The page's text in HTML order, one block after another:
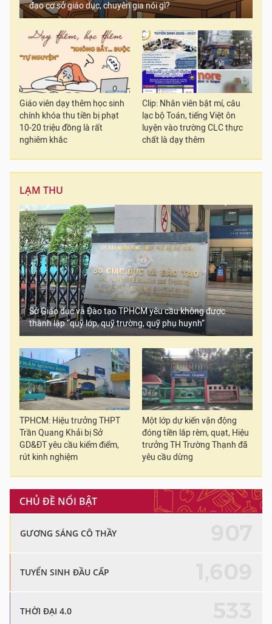
đạo cơ sở giáo dục, chuyên gia nói gì?
Giáo viên dạy thêm học sinh
chính khóa thu tiền bị phạt
10-20 triệu đồng là rất
nghiêm khắc
Clip: Nhân viên bật mí, câu
lạc bộ Toán, tiếng Việt ôn
luyện vào trường CLC thực
chất là dạy thêm
LẠM THU
Sở Giáo dục và Đào tạo TPHCM yêu cầu không được
thành lập “quỹ lớp, quỹ trường, quỹ phụ huynh”
TPHCM: Hiệu trưởng THPT
Trần Quang Khải bị Sở
GD&ĐT yêu cầu kiểm điểm,
rút kinh nghiệm
Một lớp dự kiến vận động
đóng tiền lắp rèm, quạt, Hiệu
trưởng TH Trường Thạnh đã
yêu cầu dừng
CHỦ ĐỀ NỔI BẬT
GƯƠNG SÁNG CÔ THẦY
TUYỂN SINH ĐẦU CẤP
THỜI ĐẠI 4.0